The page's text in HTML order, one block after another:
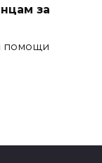
за
помощи